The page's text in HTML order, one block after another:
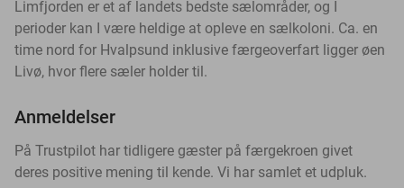
Limfjorden er et af landets bedste sælområder, og I
perioder kan I være heldige at opleve en sælkoloni. Ca. en
time nord for Hvalpsund inklusive færgeoverfart ligger øen
Livø, hvor flere sæler holder til.
Anmeldelser
På Trustpilot har tidligere gæster på færgekroen givet
deres positive mening til kende. Vi har samlet et udpluk.